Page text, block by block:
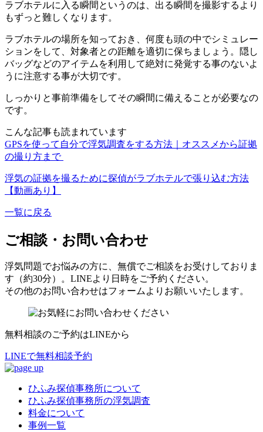
ラブホテルに入る瞬間というのは
出る瞬間を撮影するより
もずっと難しくなります。
ラブホテルの場所を知っておき
何度も頭の中でシミュレー
ションをして
対象者との距離を適切に保ちましょう 。
隠し
バッグなどのアイテムを利用して絶対に発覚する事のないよ
うに注意する事が大切です。
しっかりと事前準備をしてその瞬間に備えることが必要なの
です。
こんな記事も読まれています
GPSを使って自分で浮気調査をする方法｜オススメから証拠
の撮り方まで
浮気の証拠を撮るために探偵がラブホテルで張り込む方法
【動画あり】
一覧に戻る
ご相談・お問い合わせ
浮気問題でお悩みの方に、 無償でご相談をお受けしておりま
す（約30分） 。 LINEより日時をご予約ください。
その他のお問い合わせはフォームよりお願いいたします。
無料相談のご予約はLINEから
LINEで無料相談予約
ひふみ探偵事務所について
ひふみ探偵事務所の浮気調査
料金について
事例一覧